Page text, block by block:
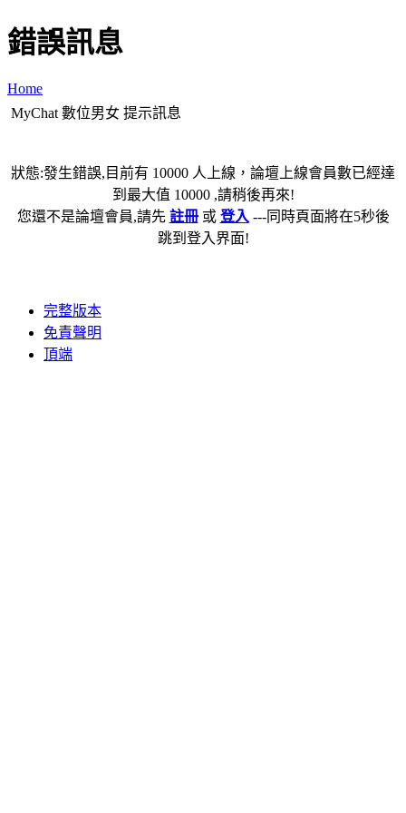
錯誤訊息
Home
MyChat 數位男女 提示訊息
狀態:發生錯誤,目前有 10000 人上線，論壇上線會員數已經達
到最大值 10000 ,請稍後再來!
您還不是論壇會員,請先 註冊或 登入 ---同時頁面將在5秒後
跳到登入界面!
完整版本
免責聲明
頂端